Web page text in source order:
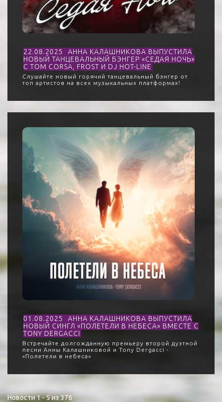
22.08.2025
АННА КАЛАШНИКОВА ВЫПУСТИЛА
НОВЫЙ ТАНЦЕВАЛЬНЫЙ БЭНГЕР «СЕДАЯ НОЧЬ»
С TOM CORSA, FROST И DJ HOT-LINE
Слушайте новый горячий танцевальный бэнгер от
топ артистов на всех музыкальных платформах!
01.08.2025
АННА КАЛАШНИКОВА ВЫПУСТИЛА
НОВЫЙ СИНГЛ «ПОЛЕТЕЛИ В НЕБЕСА» ВМЕСТЕ С
TONY DERGACCI
Встречайте долгожданную премьеру второй дуэтной
песни Анны Калашниковой и Tony Dergacci -
«Полетели в небеса»
Новости 1 - 5 из 376